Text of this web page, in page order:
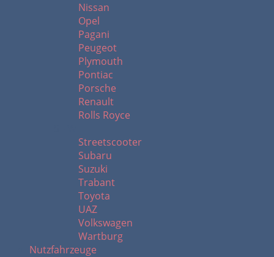
Nissan
Opel
Pagani
Peugeot
Plymouth
Pontiac
Porsche
Renault
Rolls Royce
Streetscooter
Subaru
Suzuki
Trabant
Toyota
UAZ
Volkswagen
Wartburg
Nutzfahrzeuge